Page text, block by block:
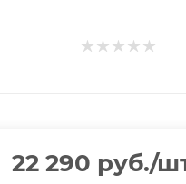
22 290 руб./